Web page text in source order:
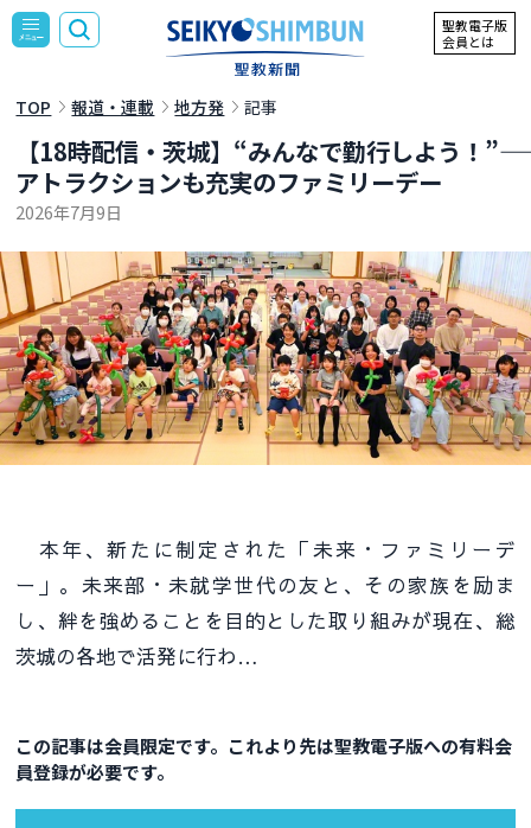
聖教電子版
会員とは
TOP 報道・連載 地方発 記事
【18時配信・茨城】“みんなで勤行しよう！”――
アトラクションも充実のファミリーデー
2026年7月9日
本年、新たに制定された「未来・ファミリーデ
ー」。未来部・未就学世代の友と、その家族を励ま
し、絆を強めることを目的とした取り組みが現在、総
茨城の各地で活発に行わ…
この記事は会員限定です。これより先は聖教電子版への有料会
員登録が必要です。